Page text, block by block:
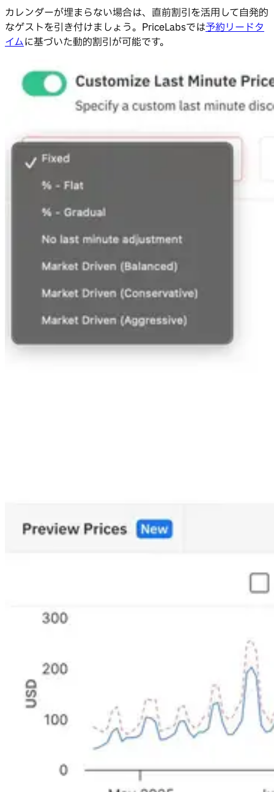
カレンダーが埋まらない場合は、直前割引を活用して自発的
なゲストを引き付けましょう。PriceLabsでは予約リードタ
イムに基づいた動的割引が可能です。